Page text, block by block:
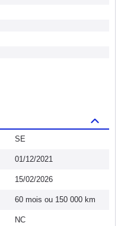
SE
01/12/2021
15/02/2026
60 mois ou 150 000 km
NC